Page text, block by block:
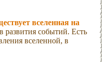
вселенная на
событий. Есть
вселенной, в